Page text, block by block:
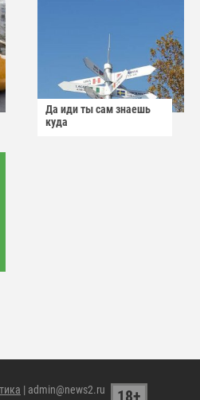
Да иди ты сам знаешь
куда
| admin@news2.ru